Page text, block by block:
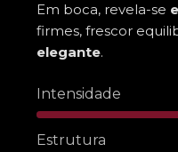
Em boca, revela-se
firmes, frescor
elegante.
Intensidade
Estrutura